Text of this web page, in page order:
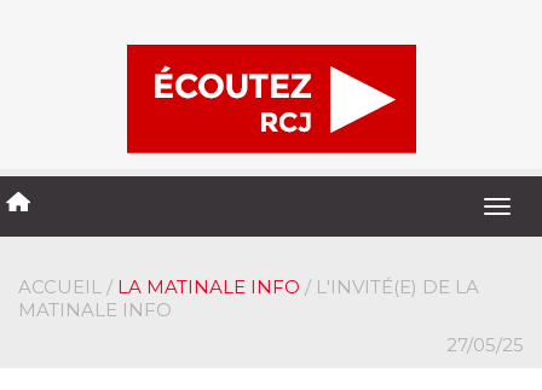
ACCUEIL / LA MATINALE INFO / L'INVITÉ(E) DE LA
MATINALE INFO
27/05/25